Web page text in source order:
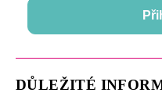
DŮLEŽITÉ